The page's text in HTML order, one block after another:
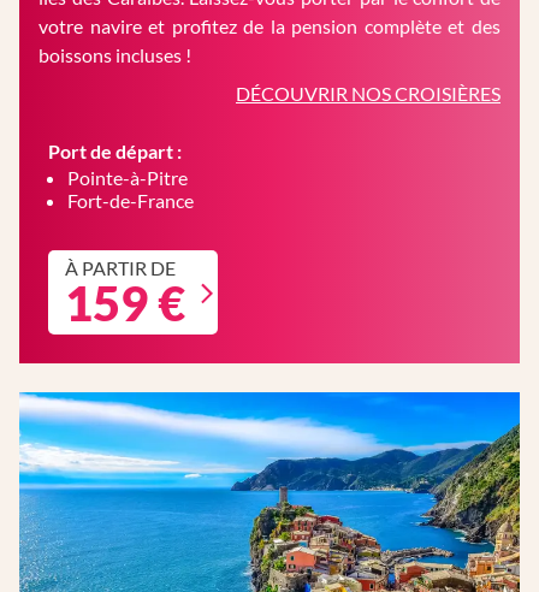
votre navire et profitez de la pension complète et des
boissons incluses !
DÉCOUVRIR NOS CROISIÈRES
Port de départ :
Pointe-à-Pitre
Fort-de-France
À PARTIR DE
159 €